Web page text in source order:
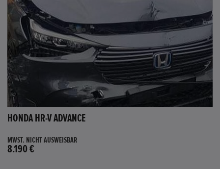
HONDA HR-V ADVANCE
MWST. NICHT AUSWEISBAR
8.190 €